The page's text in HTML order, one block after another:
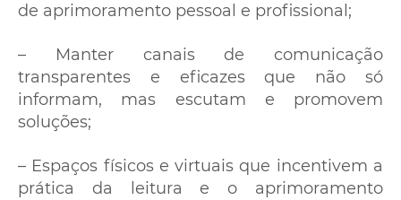
de aprimoramento pessoal e profissional;
– Manter canais de comunicação
transparentes e eficazes que não só
informam, mas escutam e promovem
soluções;
– Espaços físicos e virtuais que incentivem a
prática da leitura e o aprimoramento